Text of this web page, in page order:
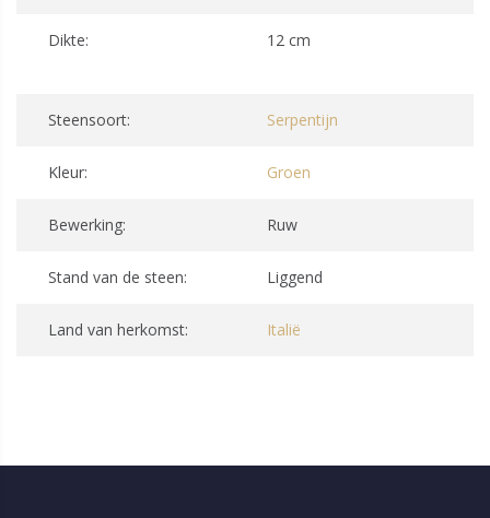
Dikte: 12 cm
Steensoort: Serpentijn
Kleur: Groen
Bewerking: Ruw
Stand van de steen: Liggend
Land van herkomst: Italië